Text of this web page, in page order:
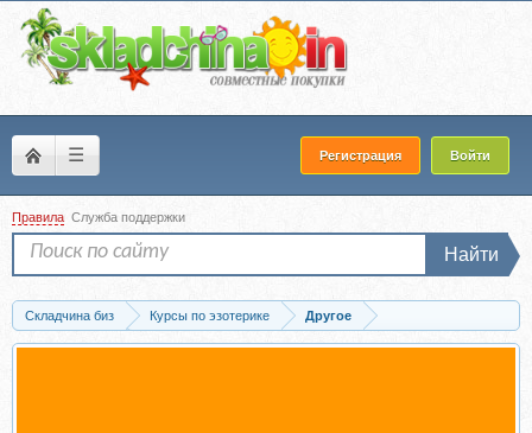
☰ Регистрация Войти
Правила Служба поддержки
Найти
Складчина биз Курсы по эзотерике
Другое
Скачать Открытие денежного потока, 2014 (Ирина Дудина)